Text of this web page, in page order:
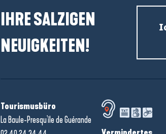
IHRE SALZIGEN
NEUIGKEITEN!
Tourismusbüro
La Baule-Presqu'île de Guérande